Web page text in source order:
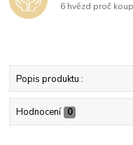
6 hvězd proč
Popis produktu :
Hodnocení 0